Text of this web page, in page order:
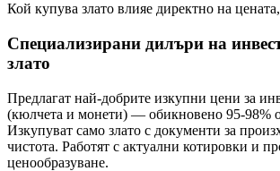
Кой купува злато влияе директно на
Специализирани дилъри на
злато
Предлагат най-добрите изкупни цени за
(кюлчета и монети) — обикновено 95-98%
Изкупуват само злато с документи за
чистота. Работят с актуални котировки и
ценообразуване.